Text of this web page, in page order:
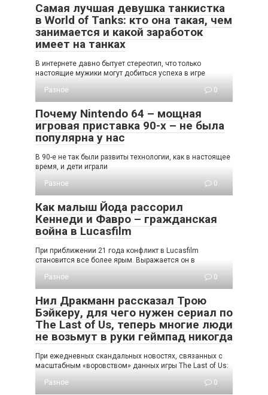
Самая лучшая девушка танкистка
в World of Tanks: кто она такая, чем
занимается и какой заработок
имеет на танках
В интернете давно бытует стереотип, что только
настоящие мужики могут добиться успеха в игре
Разное
0
Почему Nintendo 64 – мощная
игровая приставка 90-х – не была
популярна у нас
В 90-е не так были развиты технологии, как в настоящее
время, и дети играли
Разное
0
Как малыш Йода рассорил
Кеннеди и Фавро – гражданская
война в Lucasfilm
При приближении 21 года конфликт в Lucasfilm
становится все более ярым. Выражается он в
Разное
0
Нил Дракманн рассказал Трою
Бэйкеру, для чего нужен сериал по
The Last of Us, теперь многие люди
не возьмут в руки геймпад никогда
При ежедневных скандальных новостях, связанных с
масштабным «воровством» данных игры The Last of Us:
Разное
0